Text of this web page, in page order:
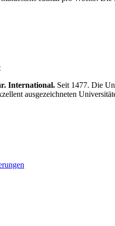
International. Seit 1477. Die
ausgezeichneten